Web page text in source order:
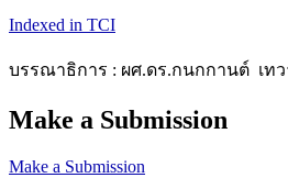
Indexed in TCI
บรรณาธิการ : ผศ.ดร.กนกกานต์ เ
Make a Submission
Make a Submission